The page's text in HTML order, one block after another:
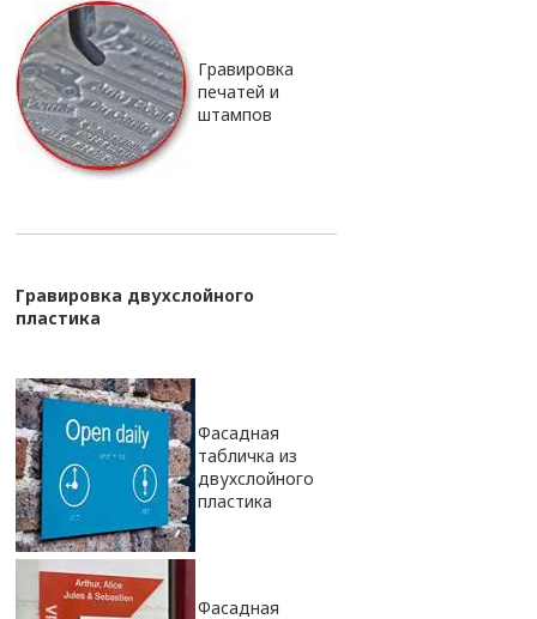
Гравировка
печатей и
штампов
Гравировка двухслойного
пластика
Фасадная
табличка из
двухслойного
пластика
Фасадная